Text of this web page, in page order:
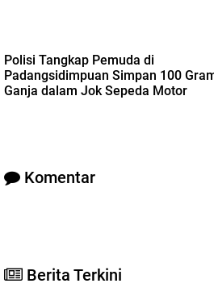
Polisi Tangkap Pemuda di
Padangsidimpuan Simpan 100
Ganja dalam Jok Sepeda Motor
Komentar
Berita Terkini